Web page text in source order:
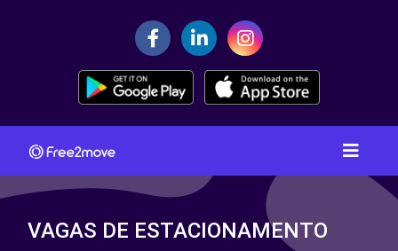
VAGAS DE ESTACIONAMENTO